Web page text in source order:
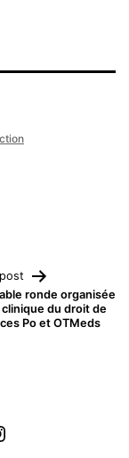
ronde organisée
clinique du droit de
Po et OTMeds